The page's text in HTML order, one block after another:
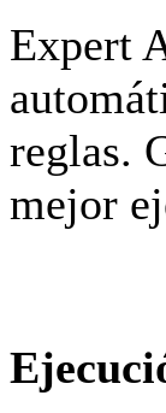
Expert
reglas.
mejor